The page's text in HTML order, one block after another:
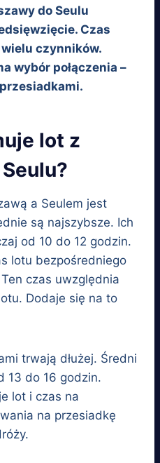
do Seulu
Czas
czynników.
wybór połączenia –
lot z
a Seulem jest
są najszybsze. Ich
od 10 do 12 godzin.
lotu bezpośredniego
czas uwzględnia
Dodaje się na to
trwają dłużej. Średni
13 do 16 godzin.
lot i czas na
na przesiadkę